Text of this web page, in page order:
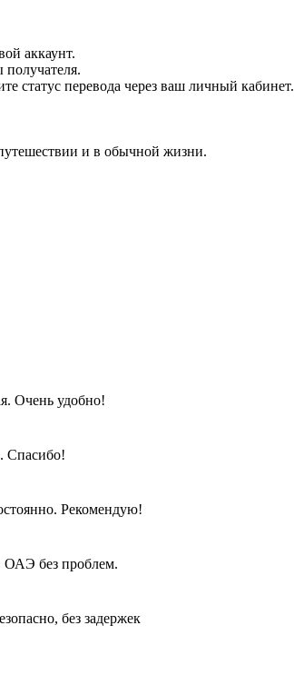
аккаунт.
статус перевода через ваш личный кабинет.
и в обычной жизни.
Очень удобно!
Спасибо!
Рекомендую!
ОАЭ без проблем.
без задержек